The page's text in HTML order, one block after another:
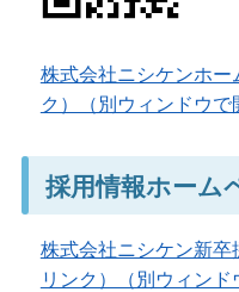
株式会社ニシケンホー
ク）（別ウィンドウで
採用情報ホーム
株式会社ニシケン新
リンク）（別ウィンド